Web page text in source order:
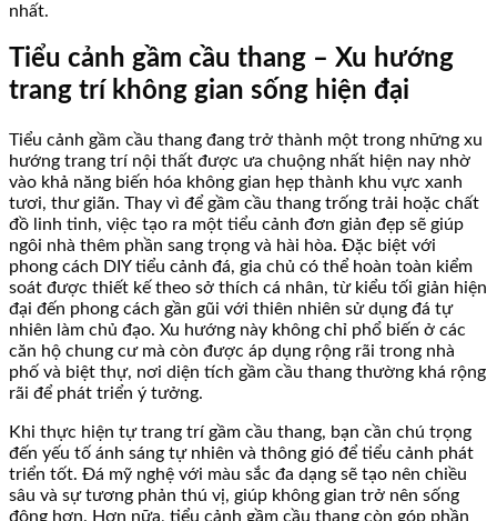
nhất.
Tiểu cảnh gầm cầu thang – Xu hướng
trang trí không gian sống hiện đại
Tiểu cảnh gầm cầu thang đang trở thành một trong những xu
hướng trang trí nội thất được ưa chuộng nhất hiện nay nhờ
vào khả năng biến hóa không gian hẹp thành khu vực xanh
tươi, thư giãn. Thay vì để gầm cầu thang trống trải hoặc chất
đồ linh tinh, việc tạo ra một tiểu cảnh đơn giản đẹp sẽ giúp
ngôi nhà thêm phần sang trọng và hài hòa. Đặc biệt với
phong cách DIY tiểu cảnh đá, gia chủ có thể hoàn toàn kiểm
soát được thiết kế theo sở thích cá nhân, từ kiểu tối giản hiện
đại đến phong cách gần gũi với thiên nhiên sử dụng đá tự
nhiên làm chủ đạo. Xu hướng này không chỉ phổ biến ở các
căn hộ chung cư mà còn được áp dụng rộng rãi trong nhà
phố và biệt thự, nơi diện tích gầm cầu thang thường khá rộng
rãi để phát triển ý tưởng.
Khi thực hiện tự trang trí gầm cầu thang, bạn cần chú trọng
đến yếu tố ánh sáng tự nhiên và thông gió để tiểu cảnh phát
triển tốt. Đá mỹ nghệ với màu sắc đa dạng sẽ tạo nên chiều
sâu và sự tương phản thú vị, giúp không gian trở nên sống
động hơn. Hơn nữa, tiểu cảnh gầm cầu thang còn góp phần